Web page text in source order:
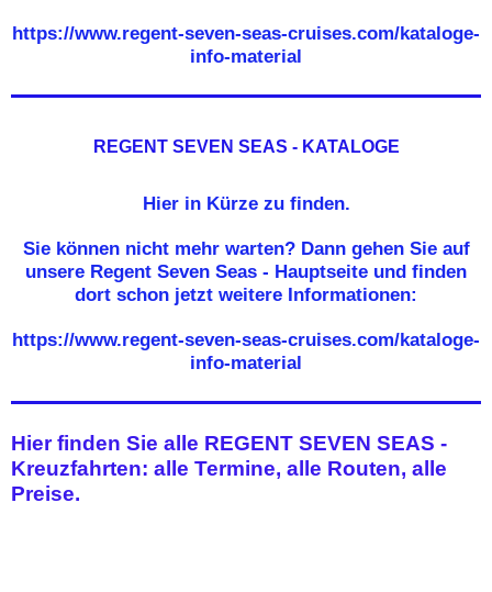
https://www.regent-seven-seas-cruises.com/kataloge-
info-material
REGENT SEVEN SEAS - KATALOGE
Hier in Kürze zu finden.
Sie können nicht mehr warten? Dann gehen Sie auf
unsere Regent Seven Seas - Hauptseite und finden
dort schon jetzt weitere Informationen:
https://www.regent-seven-seas-cruises.com/kataloge-
info-material
Hier finden Sie alle REGENT SEVEN SEAS -
Kreuzfahrten: alle Termine, alle Routen, alle
Preise.